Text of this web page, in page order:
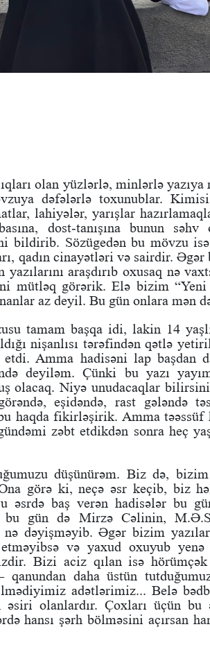
olan yüzlərlə, minlərlə
dəfələrlə toxunublar.
lahiyələr, yarışlar
dost-tanışına bunun səhv
bildirib. Sözügedən bu mövzu isə
qadın cinayətləri və sairdir.
araşdırıb oxusaq nə
mütləq görərik. Elə bizim “Yeni
az deyil. Bu gün onlara mən
tamam başqa idi, lakin 14
nişanlısı tərəfindən qətlə
Amma hadisəni lap başdan
deyiləm. Çünki bu yazı
olacaq. Niyə unudacaqlar
eşidəndə, rast gələndə
haqda fikirləşirik. Amma
zəbt etdikdən sonra heç
düşünürəm. Biz də,
görə ki, neçə əsr keçib, biz
əsrdə baş verən hadisələr bu
gün də Mirzə Cəlinin,
nə dəyişməyib. Əgər bizim
və yaxud oxuyub yenə
Bizi aciz qılan isə hörümçək
daha üstün
adətlərimiz... Belə
əsiri olanlardır. Çoxları üçün bu
hansı şərh bölməsini açırsan